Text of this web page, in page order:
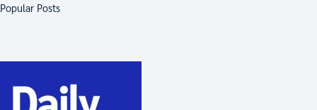
Popular Posts